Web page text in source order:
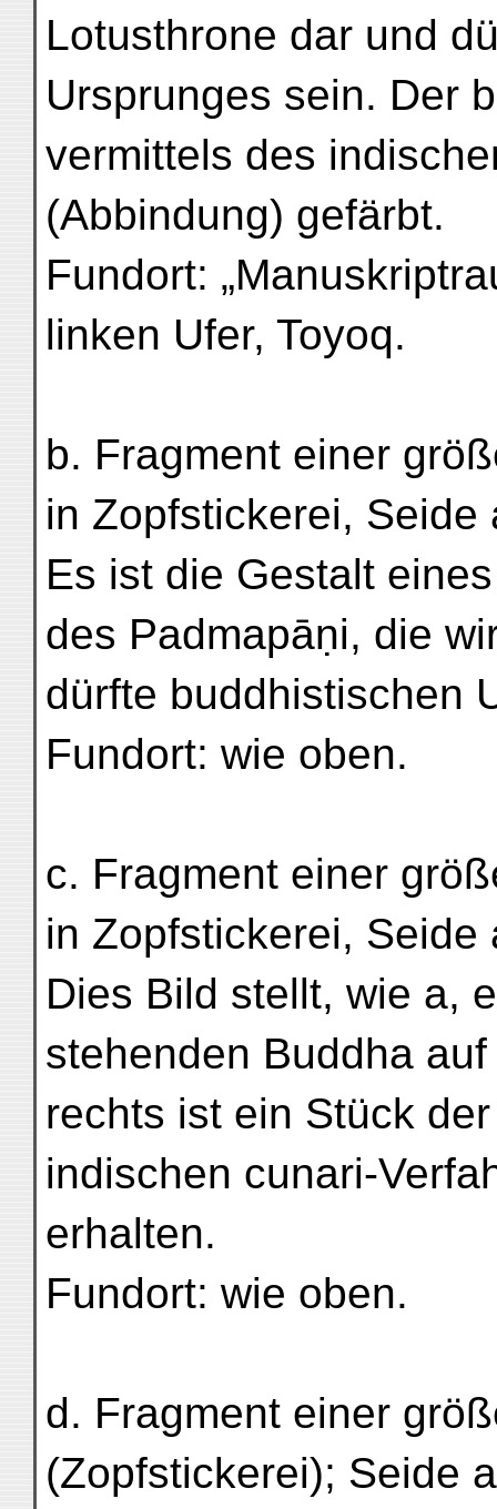
Lotusthrone dar und
Ursprunges sein. Der
vermittels des
(Abbindung) gefärbt.
Fundort:
linken Ufer, Toyoq.
b. Fragment einer
in Zopfstickerei, Seide
Es ist die Gestalt
des Padmapāṇi, die
dürfte buddhistischen
Fundort: wie oben.
c. Fragment einer
in Zopfstickerei, Seide
Dies Bild stellt, wie a,
stehenden Buddha
rechts ist ein Stück
indischen cunari-
erhalten.
Fundort: wie oben.
d. Fragment einer
(Zopfstickerei); Seide